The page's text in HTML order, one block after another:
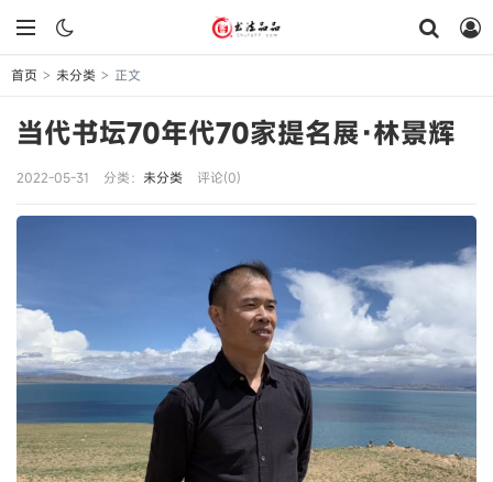
首页 > 未分类 > 正文
当代书坛70年代70家提名展·林景辉
2022-05-31 分类： 未分类 评论(0)